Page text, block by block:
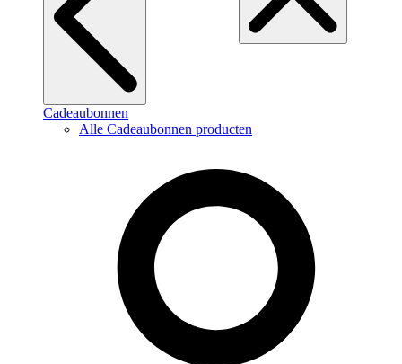
Cadeaubonnen
Alle Cadeaubonnen producten